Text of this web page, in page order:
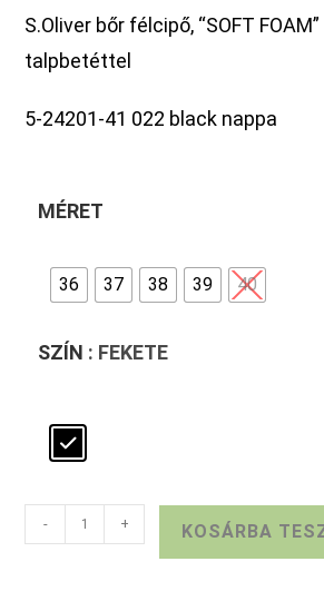
S.Oliver bőr félcipő, “SOFT
talpbetéttel
5-24201-41 022 black nappa
MÉRET
36 37 38 39 40
SZÍN : FEKETE
S.OLIVER
BŐR
- + KOSÁRBA